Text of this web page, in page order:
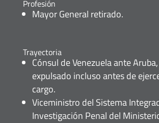
Profesión
Mayor General retirado.
Trayectoria
Cónsul de Venezuela ante
expulsado incluso antes de
cargo.
Viceministro del Sistema
Investigación Penal del